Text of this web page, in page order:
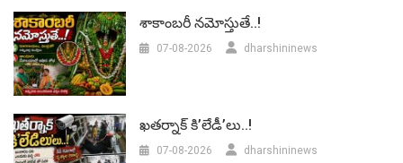
శాకాంబరీ నమోస్తుతే..!
07-08-2026 dharshininews
ఖతర్నాక్ కి’లేడీ’లు..!
07-08-2026 dharshininews